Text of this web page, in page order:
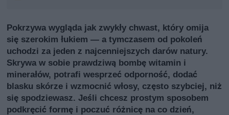
Pokrzywa wygląda jak zwykły chwast, który omija
się szerokim łukiem — a tymczasem od pokoleń
uchodzi za jeden z najcenniejszych darów natury.
Skrywa w sobie prawdziwą bombę witamin i
minerałów, potrafi wesprzeć odporność, dodać
blasku skórze i wzmocnić włosy, często szybciej, niż
się spodziewasz. Jeśli chcesz prostym sposobem
podkręcić formę i poczuć różnicę na co dzień,